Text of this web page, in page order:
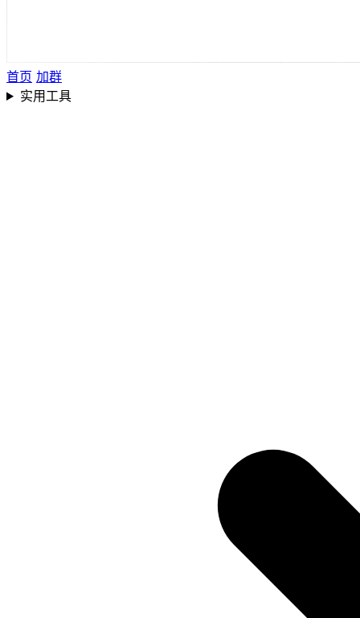
首页 加群
实用工具